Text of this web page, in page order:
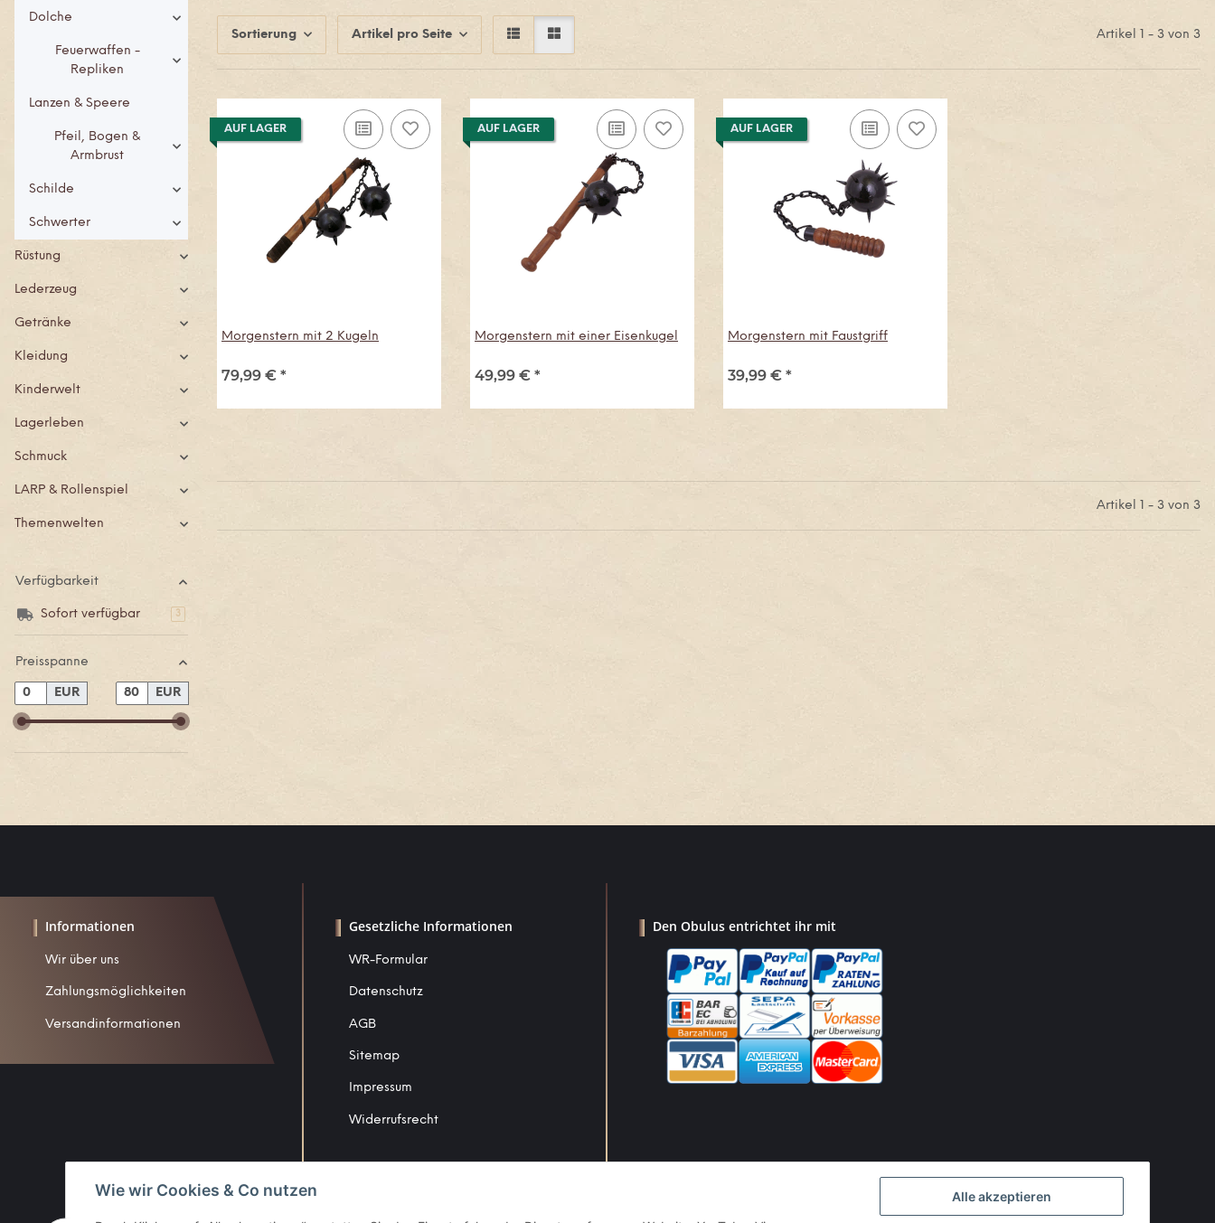
Sortierung Artikel pro Seite Artikel 1 - 3 von 3
AUF LAGER
Morgenstern mit 2 Kugeln
79,99 € *
AUF LAGER
Morgenstern mit einer Eisenkugel
49,99 € *
AUF LAGER
Morgenstern mit Faustgriff
39,99 € *
Artikel 1 - 3 von 3
Dolche
Feuerwaffen -
Repliken
Lanzen & Speere
Pfeil, Bogen &
Armbrust
Schilde
Schwerter
Rüstung
Lederzeug
Getränke
Kleidung
Kinderwelt
Lagerleben
Schmuck
LARP & Rollenspiel
Themenwelten
Verfügbarkeit
Sofort verfügbar 3Artikel gefunden
Preisspanne
EUR EUR
Informationen
Wir über uns
Zahlungsmöglichkeiten
Versandinformationen
Gesetzliche Informationen
WR-Formular
Datenschutz
AGB
Sitemap
Impressum
Widerrufsrecht
Den Obulus entrichtet ihr mit
Alle akzeptieren
Wie wir Cookies & Co nutzen